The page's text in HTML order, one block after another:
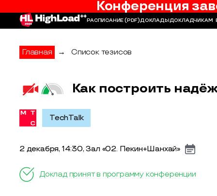
Конференция
РАСПИСАНИЕ(PDF)ДОКЛАДЫ ДОКЛАДЧИКАМ
Главная → Список тезисов
Как построить
TechTalk
2 декабря, 14:30, Зал «02. Пекин+Шанхай»
Доклад принят в программу конференции